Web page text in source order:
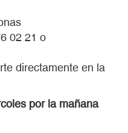
02 21 o
directamente en la
por la mañana